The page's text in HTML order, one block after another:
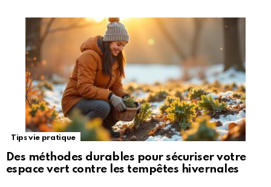
Tips vie pratique
Des méthodes durables pour sécuriser votre
espace vert contre les tempêtes hivernales